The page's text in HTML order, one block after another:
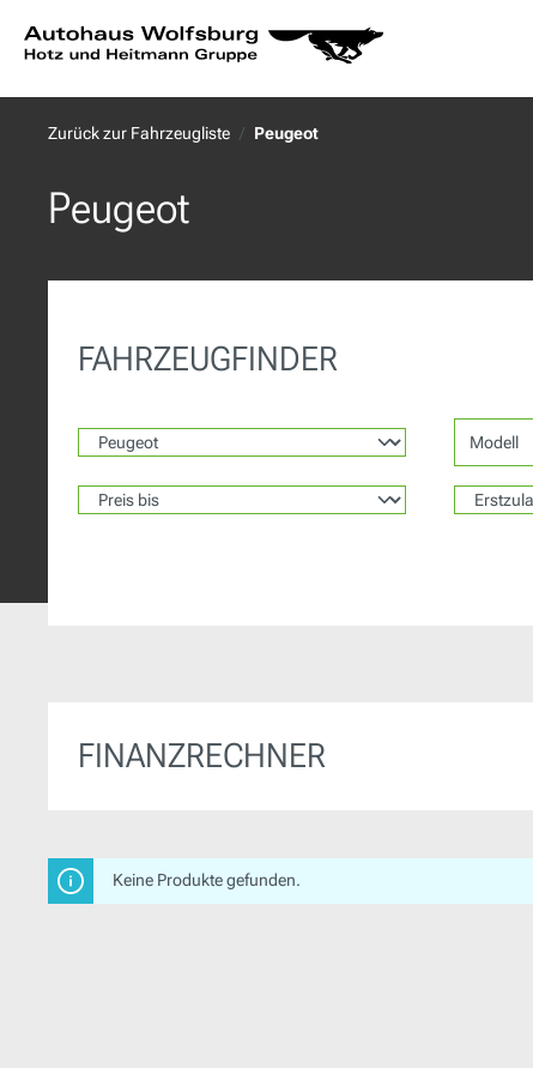
Zur Hauptnavigation springen
Zurück zur Fahrzeugliste Peugeot
Peugeot
FAHRZEUGFINDER
Modell
FINANZRECHNER
Keine Produkte gefunden.